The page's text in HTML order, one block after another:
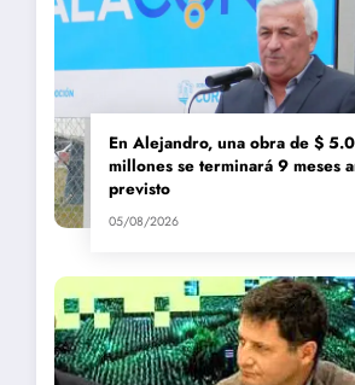
En Alejandro, una obra de $
millones se terminará 9 meses
previsto
05/08/2026